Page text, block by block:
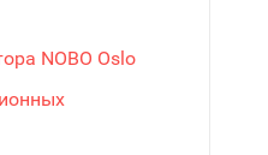
NOBO Oslo